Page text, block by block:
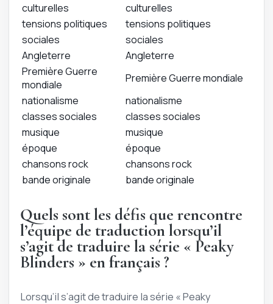
culturelles
culturelles
tensions politiques
tensions politiques
sociales
sociales
Angleterre
Angleterre
Première Guerre
mondiale
Première Guerre mondiale
nationalisme
nationalisme
classes sociales
classes sociales
musique
musique
époque
époque
chansons rock
chansons rock
bande originale
bande originale
Quels sont les défis que rencontre
l’équipe de traduction lorsqu’il
s’agit de traduire la série « Peaky
Blinders » en français ?
Lorsqu’il s’agit de traduire la série « Peaky